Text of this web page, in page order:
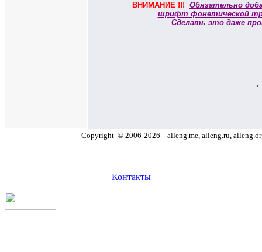
ВНИМАНИЕ !!! Обязательно
шрифт фонетической
Сделать это даже
.
Copyright © 2006-2026 alleng.me, alleng.ru,
Контакты